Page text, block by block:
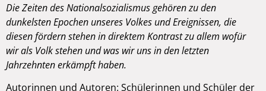
Die Zeiten des Nationalsozialismus gehören zu den
dunkelsten Epochen unseres Volkes und Ereignissen, die
diesen fördern stehen in direktem Kontrast zu allem wofür
wir als Volk stehen und was wir uns in den letzten
Jahrzehnten erkämpft haben.
Autorinnen und Autoren: Schülerinnen und Schüler der